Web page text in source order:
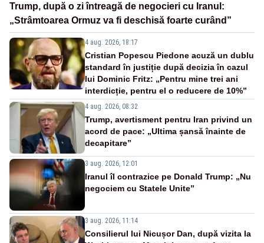
Trump, după o zi întreagă de negocieri cu Iranul:
„Strâmtoarea Ormuz va fi deschisă foarte curând”
4 aug. 2026, 18:17
Cristian Popescu Piedone acuză un dublu
standard în justiție după decizia în cazul
lui Dominic Fritz: „Pentru mine trei ani
interdicție, pentru el o reducere de 10%”
4 aug. 2026, 08:32
Trump, avertisment pentru Iran privind un
acord de pace: „Ultima șansă înainte de
decapitare”
3 aug. 2026, 12:01
Iranul îl contrazice pe Donald Trump: „Nu
negociem cu Statele Unite”
3 aug. 2026, 11:14
Consilierul lui Nicușor Dan, după vizita la